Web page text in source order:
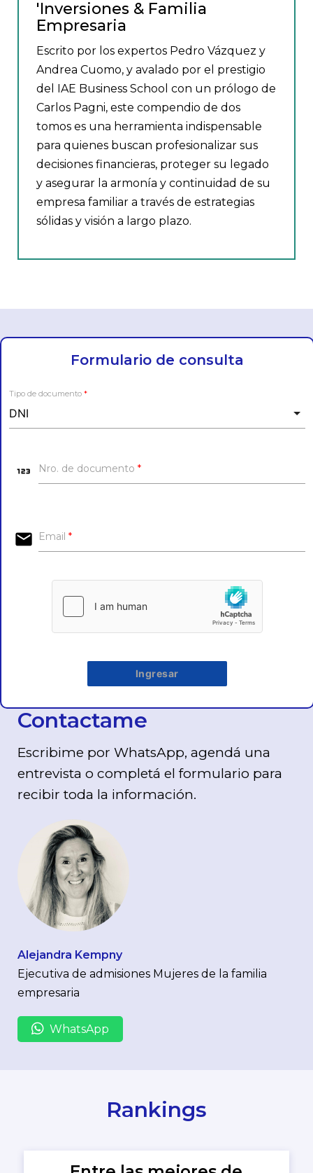
'Inversiones & Familia
Empresaria
Escrito por los expertos Pedro Vázquez y
Andrea Cuomo, y avalado por el prestigio
del IAE Business School con un prólogo de
Carlos Pagni, este compendio de dos
tomos es una herramienta indispensable
para quienes buscan profesionalizar sus
decisiones financieras, proteger su legado
y asegurar la armonía y continuidad de su
empresa familiar a través de estrategias
sólidas y visión a largo plazo.
Contactame
Escribime por WhatsApp, agendá una
entrevista o completá el formulario para
recibir toda la información.
Alejandra Kempny
Ejecutiva de admisiones Mujeres de la familia
empresaria
WhatsApp
Formulario de consulta
Tipo de documento *
123 Nro. de documento *
email Email *
Ingresar
Rankings